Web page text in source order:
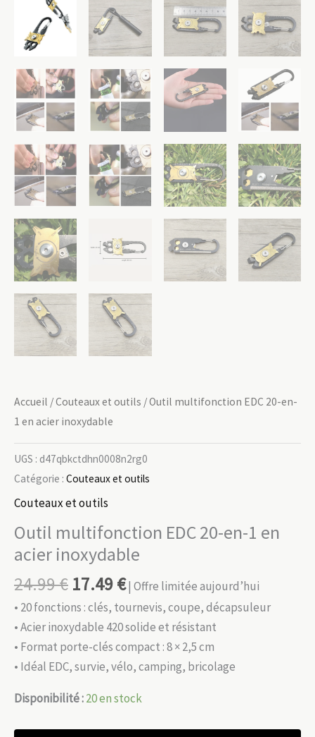
Accueil /Couteaux et outils / Outil multifonction EDC 20-en-
1 en acier inoxydable
UGS : d47qbkctdhn0008n2rg0
Catégorie : Couteaux et outils
Couteaux et outils
Outil multifonction EDC 20-en-1 en
acier inoxydable
24.99€ 17.49€| Offre limitée aujourd’hui
• 20 fonctions : clés, tournevis, coupe, décapsuleur
• Acier inoxydable 420 solide et résistant
• Format porte-clés compact : 8 × 2,5 cm
• Idéal EDC, survie, vélo, camping, bricolage
Disponibilité :20 en stock